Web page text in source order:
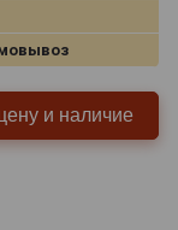
и наличие